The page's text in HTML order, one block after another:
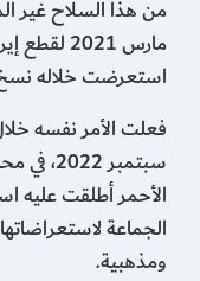
من هذا السلاح غير
مارس
استعرضت خلاله نسخ
فعلت الأمر نفسه
سبتمبر
الأحمر أطلقت عليه
الجماعة
ومذهبية.